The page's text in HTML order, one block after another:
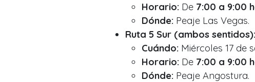
Horario: De 7:00 a 9:00
Dónde: Peaje Las Vegas.
Ruta 5 Sur (ambos sentidos):
Cuándo: Miércoles 17 de
Horario: De 7:00 a 9:00
Dónde: Peaje Angostura.